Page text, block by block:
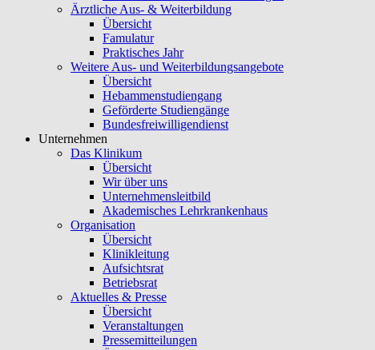
Ärztliche Aus- & Weiterbildung
Übersicht
Famulatur
Praktisches Jahr
Weitere Aus- und Weiterbildungsangebote
Übersicht
Hebammenstudiengang
Geförderte Studiengänge
Bundesfreiwilligendienst
Unternehmen
Das Klinikum
Übersicht
Wir über uns
Unternehmensleitbild
Akademisches Lehrkrankenhaus
Organisation
Übersicht
Klinikleitung
Aufsichtsrat
Betriebsrat
Aktuelles & Presse
Übersicht
Veranstaltungen
Pressemitteilungen